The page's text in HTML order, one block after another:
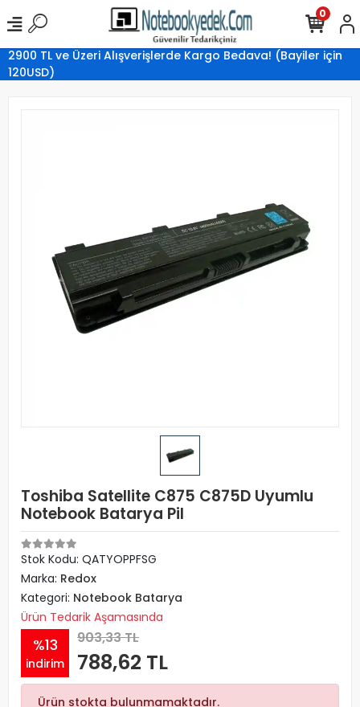
2900 TL ve Üzeri Alışverişlerde Kargo Bedava! (Bayiler için
120USD)
0
Toshiba Satellite C875 C875D Uyumlu
Notebook Batarya Pil
Stok Kodu: QATYOPPFSG
Marka: Redox
Kategori: Notebook Batarya
Ürün Tedarik Aşamasında
%13
indirim
903,33 TL
788,62 TL
Ürün stokta bulunmamaktadır.